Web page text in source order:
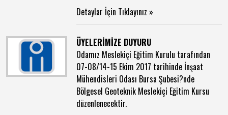
Detaylar İçin Tıklayınız »
ÜYELERİMİZE DUYURU
Odamız Meslekiçi Eğitim Kurulu tarafından
07-08/14-15 Ekim 2017 tarihinde İnşaat
Mühendisleri Odası Bursa Şubesi?nde
Bölgesel Geoteknik Meslekiçi Eğitim Kursu
düzenlenecektir.